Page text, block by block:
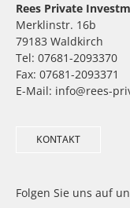
Rees Private
Merklinstr. 16b
79183 Waldkirch
Tel: 07681-2093370
Fax: 07681-2093371
E-Mail: info@rees-
KONTAKT
Folgen Sie uns auf